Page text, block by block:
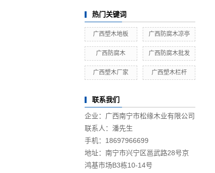
热门关键词
广西塑木地板 广西防腐木凉亭
广西防腐木 广西防腐木批发
广西塑木厂家 广西塑木栏杆
联系我们
企业：广西南宁市松缘木业有限公司
联系人：潘先生
手机：18697966699
地址：南宁市兴宁区邕武路28号京
鸿基市场B3栋10-14号